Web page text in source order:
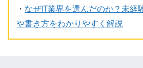
・ なぜIT業界を選んだのか？未経
や書き方をわかりやすく解説